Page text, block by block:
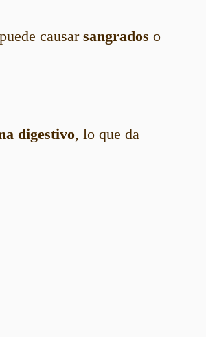
causar sangrados o
digestivo, lo que da